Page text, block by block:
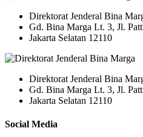
Direktorat Jenderal Bina
Gd. Bina Marga Lt. 3, Jl.
Jakarta Selatan 12110
Direktorat Jenderal Bina
Gd. Bina Marga Lt. 3, Jl.
Jakarta Selatan 12110
Social Media